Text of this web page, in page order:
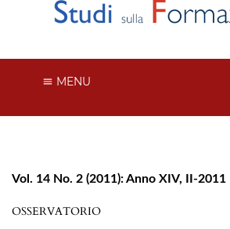
MENU
Vol. 14 No. 2 (2011): Anno XIV, II-2011
OSSERVATORIO